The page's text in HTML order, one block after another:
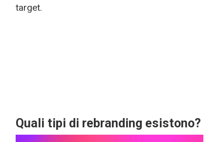
target.
Quali tipi di rebranding esistono?